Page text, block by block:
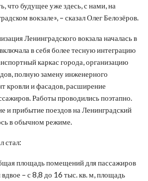
что будущее уже здесь, с нами, на
вокзале», – сказал Олег Белозёров.
Ленинградского вокзала началась в
в себя более тесную интеграцию
каркас города, организацию
полную замену инженерного
кровли и фасадов, расширение
Работы проводились поэтапно.
и прибытие поездов на Ленинградский
в обычном режиме.
стал:
площадь помещений для пассажиров
– с 8,8 до 16 тыс. кв. м, площадь